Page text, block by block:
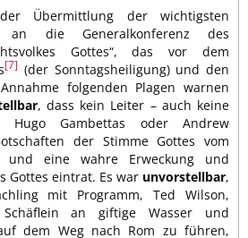
Übermittlung der wichtigsten
an die Generalkonferenz des
Gottes“, das vor dem
[7] (der Sonntagsheiligung) und den
folgenden Plagen warnen
, dass kein Leiter – auch keine
Hugo Gambettas oder Andrew
der Stimme Gottes vom
und eine wahre Erweckung und
Gottes eintrat. Es war unvorstellbar,
mit Programm, Ted Wilson,
an giftige Wasser und
dem Weg nach Rom zu führen,